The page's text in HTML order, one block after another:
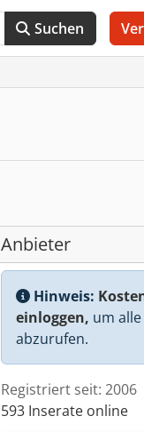
Suchen
Anbieter
Hinweis:
einloggen, um
abzurufen.
Registriert seit: 2006
593 Inserate online